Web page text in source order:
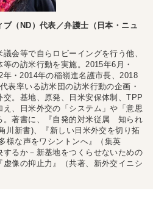
（ND）代表／弁護士（日本・ニュ
会等で自らロビーイングを行う他、
の訪米行動を実施。2015年6月・
・2014年の稲嶺進名護市長、2018
表率いる訪米団の訪米行動の企画・
。基地、原発、日米安保体制、TPP
、日米外交の「システム」や「意思
。著書に、『自発的対米従属 知られ
川新書)、『新しい日米外交を切り拓
様な声をワシントンへ』（集英
るか－新基地をつくらせないための
像の抑止力』（共著、新外交イニシ